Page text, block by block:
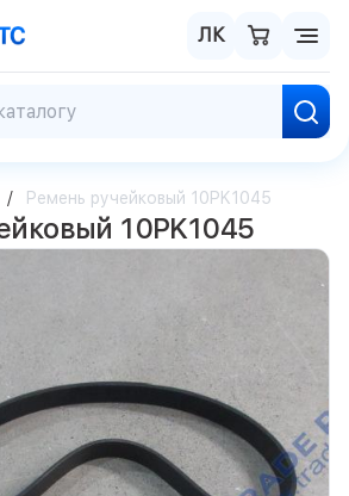
ЛК
Ремень ручейковый 10PK1045
10PK1045